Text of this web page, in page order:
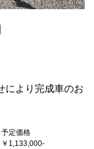
により完成車のお
予定価格
￥1,133,000-